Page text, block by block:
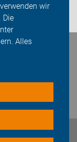
wir
Die
Alles